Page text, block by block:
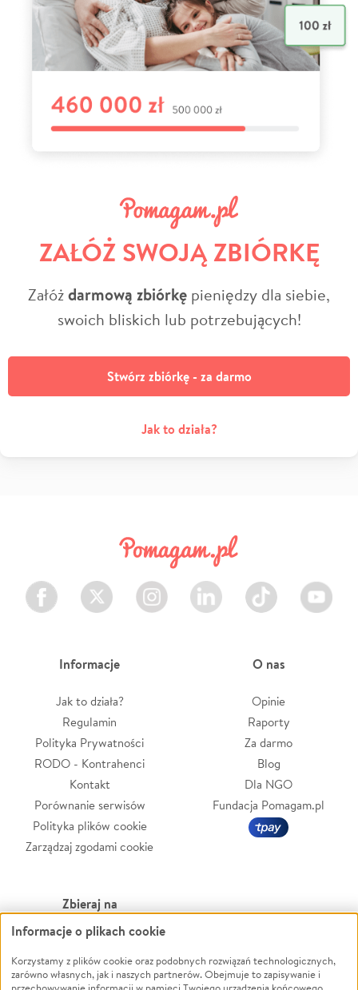
ZAŁÓŻ SWOJĄ ZBIÓRKĘ
Załóżdarmową zbiórkę pieniędzy dla siebie,
swoich bliskich lub potrzebujących!
Stwórz zbiórkę - za darmo
Jak to działa?
Facebook Twitter Instagram LinkedIn TikTok Youtube
Informacje
Jak to działa?
Regulamin
Polityka Prywatności
RODO - Kontrahenci
Kontakt
Porównanie serwisów
Polityka plików cookie
Zarządzaj zgodami cookie
O nas
Opinie
Raporty
Za darmo
Blog
Dla NGO
Fundacja Pomagam.pl
Zbieraj na
Leczenie
Zwierzęta
Pożar
Powódź
Wichura
Informacje o plikach cookie
Korzystamy z plików cookie oraz podobnych rozwiązań technologicznych,
zarówno własnych, jak i naszych partnerów. Obejmuje to zapisywanie i